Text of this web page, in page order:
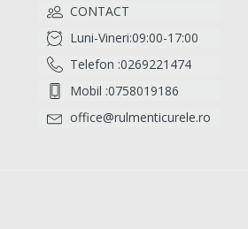
CONTACT
Luni-Vineri:09:00-17:00
Telefon :0269221474
Mobil :0758019186
office@rulmenticurele.ro